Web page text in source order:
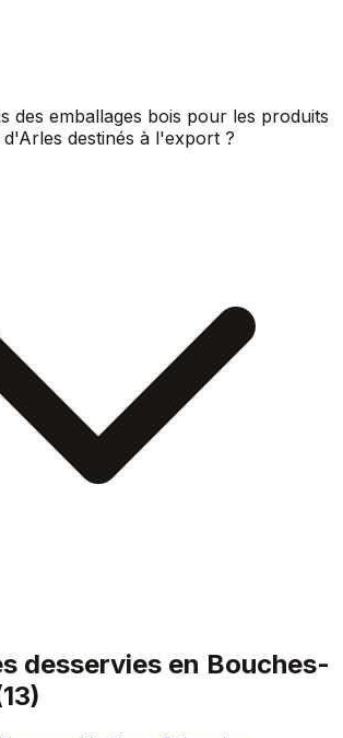
des emballages bois pour les produits
destinés à l'export ?
desservies en Bouches-
13)